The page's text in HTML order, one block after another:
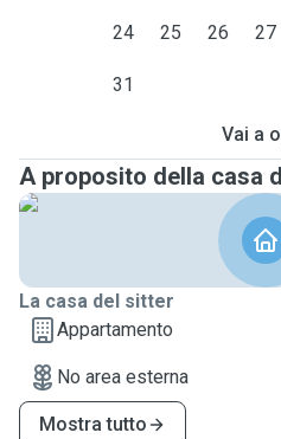
24 25 26 27
31
Vai a
A proposito della casa
La casa del sitter
Appartamento
No area esterna
Mostra tutto